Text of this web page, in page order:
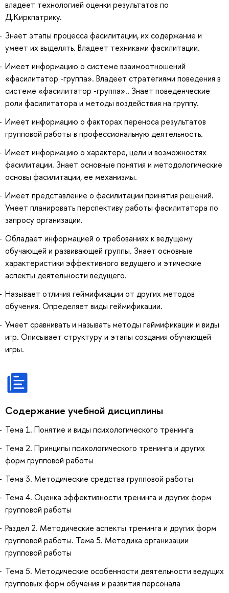
владеет технологией оценки результатов по
Д.Киркпатрику.
Знает этапы процесса фасилитации, их содержание и
умеет их выделять. Владеет техниками фасилитации.
Имеет информацию о системе взаимоотношений
«фасилитатор -группа». Владеет стратегиями поведения в
системе «фасилитатор -группа».. Знает поведенческие
роли фасилитатора и методы воздействия на группу.
Имеет информацию о факторах переноса результатов
групповой работы в профессиональную деятельность.
Имеет информацию о характере, цели и возможностях
фасилитации. Знает основные понятия и методологические
основы фасилитации, ее механизмы.
Имеет представление о фасилитации принятия решений.
Умеет планировать перспективу работы фасилитатора по
запросу организации.
Обладает информацией о требованиях к ведущему
обучающей и развивающей группы. Знает основные
характеристики эффективного ведущего и этические
аспекты деятельности ведущего.
Называет отличия геймификации от других методов
обучения. Определяет виды геймификации.
Умеет сравнивать и называть методы геймификации и виды
игр. Описывает структуру и этапы создания обучающей
игры.
Содержание учебной дисциплины
Тема 1. Понятие и виды психологического тренинга
Тема 2. Принципы психологического тренинга и других
форм групповой работы
Тема 3. Методические средства групповой работы
Тема 4. Оценка эффективности тренинга и других форм
групповой работы
Раздел 2. Методические аспекты тренинга и других форм
групповой работы. Тема 5. Методика организации
групповой работы
Тема 5. Методические особенности деятельности ведущих
групповых форм обучения и развития персонала